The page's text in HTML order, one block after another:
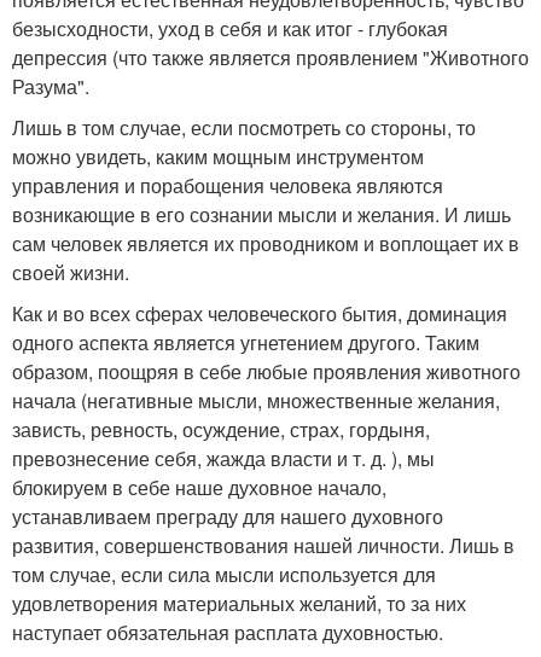
безысходности, уход в себя и как итог - глубокая
депрессия (что также является проявлением "Животного
Разума".
Лишь в том случае, если посмотреть со стороны, то
можно увидеть, каким мощным инструментом
управления и порабощения человека являются
возникающие в его сознании мысли и желания. И лишь
сам человек является их проводником и воплощает их в
своей жизни.
Как и во всех сферах человеческого бытия, доминация
одного аспекта является угнетением другого. Таким
образом, поощряя в себе любые проявления животного
начала (негативные мысли, множественные желания,
зависть, ревность, осуждение, страх, гордыня,
превознесение себя, жажда власти и т. д. ), мы
блокируем в себе наше духовное начало,
устанавливаем преграду для нашего духовного
развития, совершенствования нашей личности. Лишь в
том случае, если сила мысли используется для
удовлетворения материальных желаний, то за них
наступает обязательная расплата духовностью.